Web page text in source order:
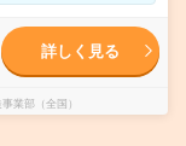
詳しく見る
業部（全国）